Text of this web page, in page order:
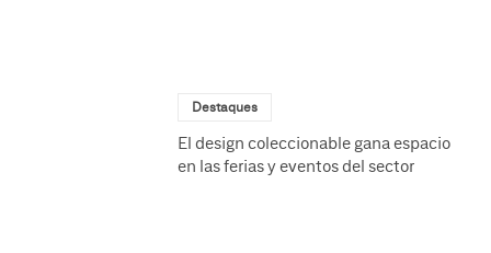
Destaques
El design coleccionable gana espacio
en las ferias y eventos del sector